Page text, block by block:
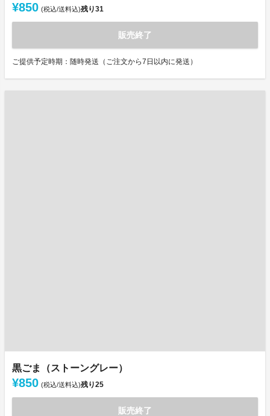
¥850 (税込/送料込)残り31
販売終了
ご提供予定時期：随時発送（ご注文から7日以内に発送）
黒ごま（ストーングレー）
¥850 (税込/送料込)残り25
販売終了